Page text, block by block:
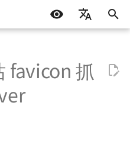
English
Español
基础知识
测试协议
STM32
DOCKER
机器学习入门 - 基础流程
如何调制一杯鸡尾酒
探索之路 - 2022 小记
favicon 抓